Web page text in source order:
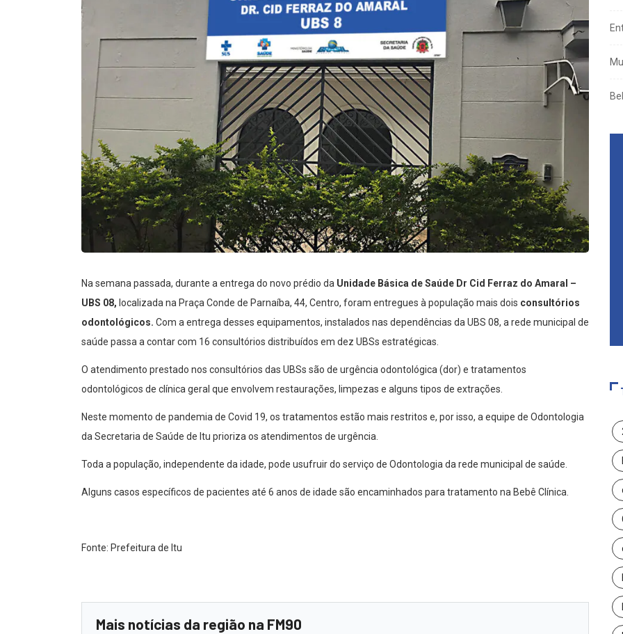
Na semana passada, durante a entrega do novo prédio da Unidade Básica de Saúde Dr Cid Ferraz do Amaral –
UBS 08, localizada na Praça Conde de Parnaíba, 44, Centro, foram entregues à população mais dois consultórios
odontológicos. Com a entrega desses equipamentos, instalados nas dependências da UBS 08, a rede municipal de
saúde passa a contar com 16 consultórios distribuídos em dez UBSs estratégicas.
O atendimento prestado nos consultórios das UBSs são de urgência odontológica (dor) e tratamentos
odontológicos de clínica geral que envolvem restaurações, limpezas e alguns tipos de extrações.
Neste momento de pandemia de Covid 19, os tratamentos estão mais restritos e, por isso, a equipe de Odontologia
da Secretaria de Saúde de Itu prioriza os atendimentos de urgência.
Toda a população, independente da idade, pode usufruir do serviço de Odontologia da rede municipal de saúde.
Alguns casos específicos de pacientes até 6 anos de idade são encaminhados para tratamento na Bebê Clínica.
Fonte: Prefeitura de Itu
Mais notícias da região na FM90